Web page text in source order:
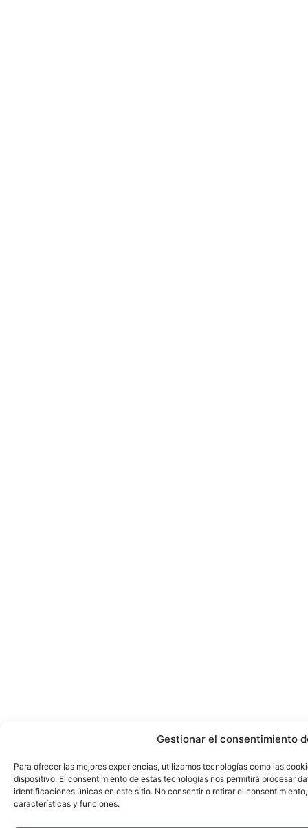
Gestionar el consentimiento
Para ofrecer las mejores experiencias, utilizamos tecnologías como las
dispositivo. El consentimiento de estas tecnologías nos permitirá procesar
identificaciones únicas en este sitio. No consentir o retirar el
características y funciones.